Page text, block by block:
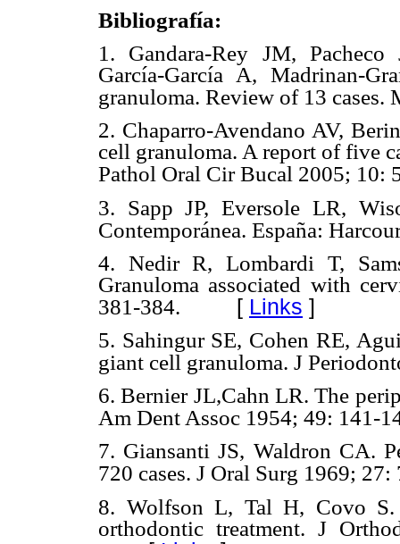
Bibliografía:
1. Gandara-Rey JM,
García-García A, Madrinan-
granuloma. Review of 13 cases.
2. Chaparro-Avendano AV,
cell granuloma. A report of five
Pathol Oral Cir Bucal 2005; 10:
3. Sapp JP, Eversole LR,
Contemporánea. España:
4. Nedir R, Lombardi T,
Granuloma associated with
381-384. [ Links ]
5. Sahingur SE, Cohen RE,
giant cell granuloma. J
6. Bernier JL,Cahn LR. The
Am Dent Assoc 1954; 49: 141-
7. Giansanti JS, Waldron CA.
720 cases. J Oral Surg 1969; 27:
8. Wolfson L, Tal H, Covo S.
orthodontic treatment. J